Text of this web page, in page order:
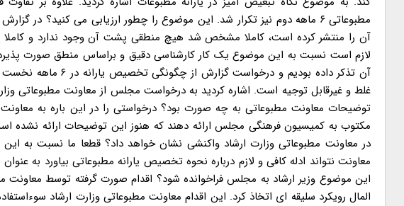
آن را منتشر کرده است، کاملا مشخص شد هیچ منطقی پشت آن وجود ندارد و
لازم است نسبت به این موضوع یک کار کارشناسی دقیق و براساس منطق صورت پذیرد.
توضیحات معاونت مطبوعاتی به چه صورت بود؟ درخواستی را در این باره به
مکتوب به کمیسیون فرهنگی مجلس ارائه دهند که هنوز این توضیحات ارائه نشده
در معاونت مطبوعاتی وزارت ارشاد واکنشی نشان خواهد داد؟ قطعا ما نسبت به
معاونت نتواند ادله کافی و لازم درباره نحوه تخصیص یارانه مطبوعاتی بیاورد به
این موضوع وزیر ارشاد به مجلس فراخوانده شود؟ اقدام صورت گرفته توسط معاونت
المال رویکرد سلیقه ای اتخاذ کرد. این اقدام معاونت مطبوعاتی وزارت ارشاد